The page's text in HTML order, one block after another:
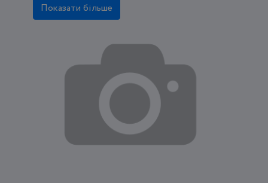
Показати більше